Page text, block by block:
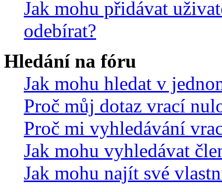
Jak mohu přidávat
odebírat?
Hledání na fóru
Jak mohu hledat v
Proč můj dotaz vrací
Proč mi vyhledávání
Jak mohu vyhledávat
Jak mohu najít své